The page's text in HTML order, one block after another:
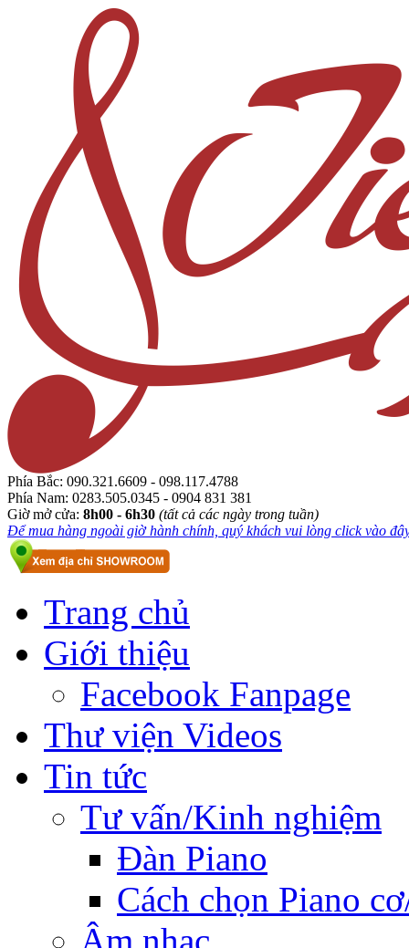
Phía Bắc: 090.321.6609 - 098.117.4788
Phía Nam: 0283.505.0345 - 0904 831 381
Giờ mở cửa: 8h00 - 6h30 (tất cả các ngày trong tuần)
Để mua hàng ngoài giờ hành chính, quý khách vui lòng click vào
Trang chủ
Giới thiệu
Facebook Fanpage
Thư viện Videos
Tin tức
Tư vấn/Kinh nghiệm
Đàn Piano
Cách chọn Piano